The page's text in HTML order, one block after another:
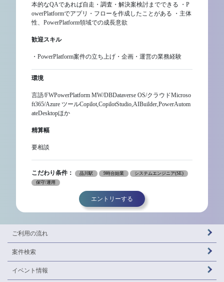
本的なQAであれば自走・調査・解決案検討までできる ・P
owerPlatformでアプリ・フローを作成したことがある ・主体
性、PowerPlatform領域での成長意欲
歓迎スキル
・PowerPlatform案件の立ち上げ・企画・運営の業務経験
環境
言語/FWPowerPlatform MW/DBDataverse OS/クラウドMicroso
ft365/Azure ツールCopilot,CopilotStudio,AIBuilder,PowerAutom
ateDesktopほか
精算幅
要相談
こだわり条件： 品川駅 9時台始業
システムエンジニア(SE)
保守/運用
エントリーする
ご利用の流れ
案件検索
イベント情報